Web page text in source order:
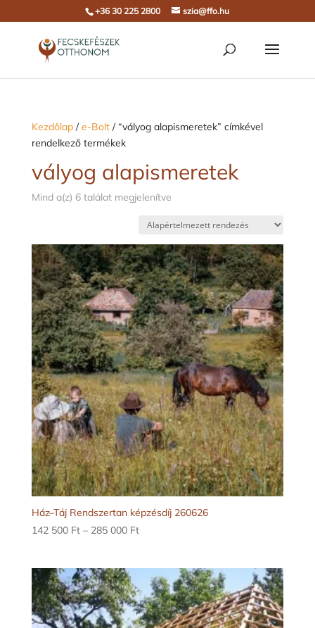
+36 30 225 2800 szia@ffo.hu
Kezdőlap/e-Bolt/ “vályog alapismeretek” címkével
rendelkező termékek
vályog alapismeretek
Mind a(z) 6 találat megjelenítve
Ház–Táj Rendszertan képzésdíj 260626
142 500 Ft – 285 000 FtÁrtartomány:
285
000 Ft